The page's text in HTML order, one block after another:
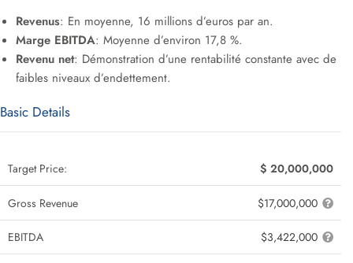
Revenus: En moyenne, 16 millions d’euros par an.
Marge EBITDA: Moyenne d’environ 17,8 %.
Revenu net: Démonstration d’une rentabilité constante avec de
faibles niveaux d’endettement.
Basic Details
Target Price: $ 20,000,000
Gross Revenue $17,000,000
EBITDA $3,422,000